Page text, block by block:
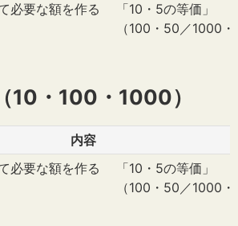
必要な額を作る
「10・5の等価」
（100・50／1000
10・100・1000）
内容
必要な額を作る
「10・5の等価」
（100・50／1000